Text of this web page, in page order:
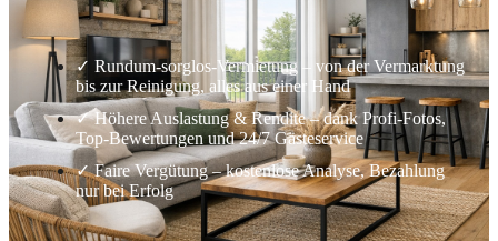
✓ Rundum-sorglos-Vermietung – von der Vermarktung
bis zur Reinigung, alles aus einer Hand
✓ Höhere Auslastung & Rendite – dank Profi-Fotos,
Top-Bewertungen und 24/7 Gästeservice
✓ Faire Vergütung – kostenlose Analyse, Bezahlung
nur bei Erfolg